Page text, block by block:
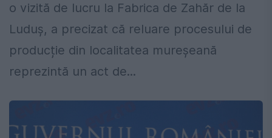
o vizită de lucru la Fabrica de Zahăr de la
Luduș, a precizat că reluare procesului de
producție din localitatea mureșeană
reprezintă un act de...